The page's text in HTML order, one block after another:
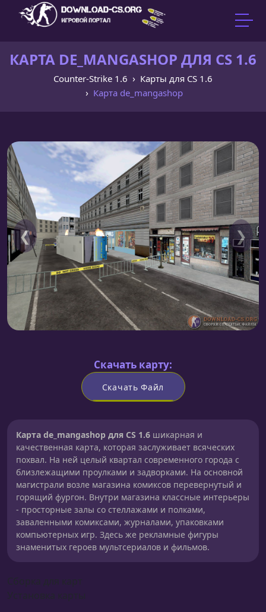
КАРТА DE_MANGASHOP ДЛЯ CS 1.6
Counter-Strike 1.6
Карты для CS 1.6
Карта de_mangashop
❮ ❯
Скачать карту:
Скачать Файл
Карта de_mangashop для CS 1.6 шикарная и
качественная карта, которая заслуживает всяческих
похвал. На ней целый квартал современного города с
близлежащими проулками и задворками. На основной
магистрали возле магазина комиксов перевернутый и
горящий фургон. Внутри магазина классные интерьеры
- просторные залы со стеллажами и полками,
заваленными комиксами, журналами, упаковками
компьютерных игр. Здесь же рекламные фигуры
знаменитых героев мультсериалов и фильмов.